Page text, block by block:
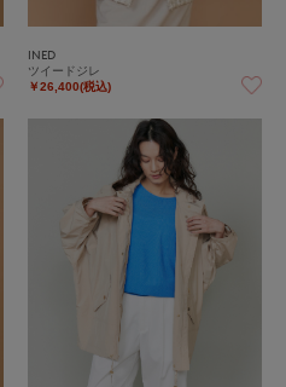
INED
ツイードジレ
￥26,400(税込)